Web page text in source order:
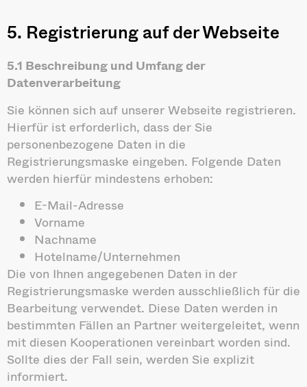
5. Registrierung auf der Webseite
5.1 Beschreibung und Umfang der
Datenverarbeitung
Sie können sich auf unserer Webseite registrieren.
Hierfür ist erforderlich, dass der Sie
personenbezogene Daten in die
Registrierungsmaske eingeben. Folgende Daten
werden hierfür mindestens erhoben:
E-Mail-Adresse
Vorname
Nachname
Hotelname/Unternehmen
Die von Ihnen angegebenen Daten in der
Registrierungsmaske werden ausschließlich für die
Bearbeitung verwendet. Diese Daten werden in
bestimmten Fällen an Partner weitergeleitet, wenn
mit diesen Kooperationen vereinbart worden sind.
Sollte dies der Fall sein, werden Sie explizit
informiert.